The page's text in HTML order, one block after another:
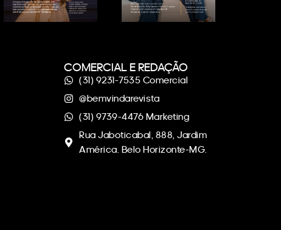
COMERCIAL E REDAÇÃO
(31) 9231-7535 Comercial
@bemvindarevista
(31) 9739-4476 Marketing
Rua Jaboticabal, 888, Jardim
América. Belo Horizonte-MG.